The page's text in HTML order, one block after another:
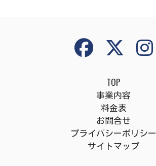
TOP
事業内容
料金表
お問合せ
プライバシーポリシー
サイトマップ